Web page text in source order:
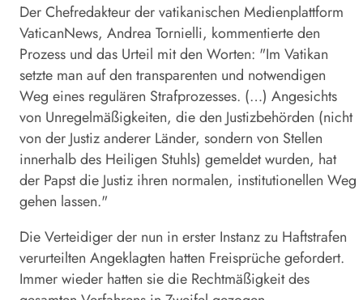
Der Chefredakteur der vatikanischen Medienplattform
VaticanNews, Andrea Tornielli, kommentierte den
Prozess und das Urteil mit den Worten: "Im Vatikan
setzte man auf den transparenten und notwendigen
Weg eines regulären Strafprozesses. (…) Angesichts
von Unregelmäßigkeiten, die den Justizbehörden (nicht
von der Justiz anderer Länder, sondern von Stellen
innerhalb des Heiligen Stuhls) gemeldet wurden, hat
der Papst die Justiz ihren normalen, institutionellen Weg
gehen lassen."
Die Verteidiger der nun in erster Instanz zu Haftstrafen
verurteilten Angeklagten hatten Freisprüche gefordert.
Immer wieder hatten sie die Rechtmäßigkeit des